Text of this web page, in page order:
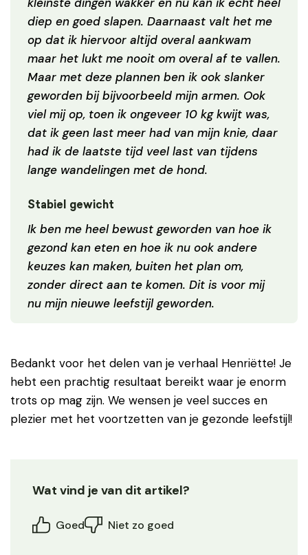
diep en goed slapen. Daarnaast valt het me
op dat ik hiervoor altijd overal aankwam
maar het lukt me nooit om overal af te vallen.
Maar met deze plannen ben ik ook slanker
geworden bij bijvoorbeeld mijn armen. Ook
viel mij op, toen ik ongeveer 10 kg kwijt was,
dat ik geen last meer had van mijn knie, daar
had ik de laatste tijd veel last van tijdens
lange wandelingen met de hond.
Stabiel gewicht
Ik ben me heel bewust geworden van hoe ik
gezond kan eten en hoe ik nu ook andere
keuzes kan maken, buiten het plan om,
zonder direct aan te komen. Dit is voor mij
nu mijn nieuwe leefstijl geworden.
Bedankt voor het delen van je verhaal Henriëtte! Je
hebt een prachtig resultaat bereikt waar je enorm
trots op mag zijn. We wensen je veel succes en
plezier met het voortzetten van je gezonde leefstijl!
Wat vind je van dit artikel?
Goed Niet zo goed